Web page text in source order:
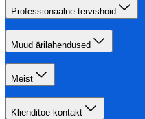
Professionaalne tervishoid
Muud ärilahendused
Meist
Klienditoe kontakt